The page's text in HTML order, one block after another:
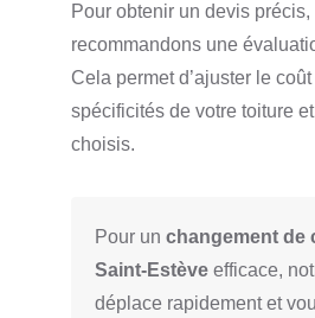
Pour obtenir un devis précis,
recommandons une
Cela permet d’ajuster le
spécificités de votre toiture
choisis.
Pour un changement de
Saint-Estève efficace,
déplace rapidement et